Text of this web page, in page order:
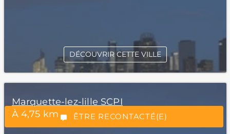
“Excellent”, 165 avis
ÊTRE RECONTACTÉ(E)
DÉCOUVRIR CETTE VILLE
Marquette-lez-lille SCPI
À 4,75 km